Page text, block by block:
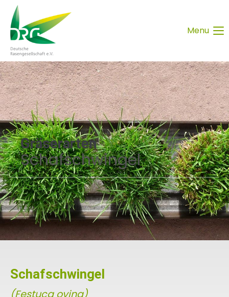
Menu
Gräserarten
Schafschwingel
Schafschwingel
(Festuca ovina)